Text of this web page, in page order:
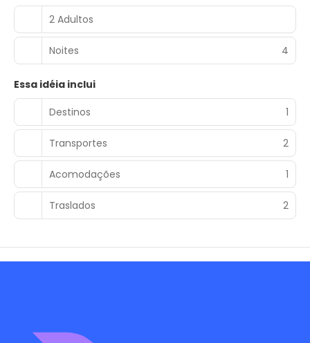
2 Adultos
Noites 4
Essa idéia inclui
Destinos
1
Transportes 2
Acomodações 1
Traslados 2